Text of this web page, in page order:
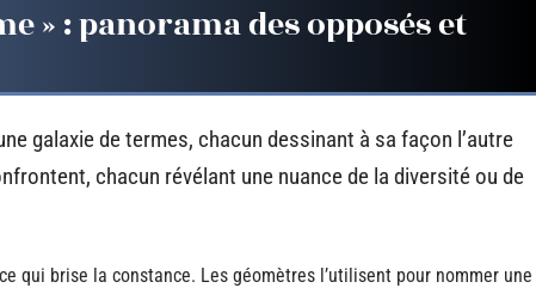
» : panorama des opposés et
galaxie de termes, chacun dessinant à sa façon l’autre
chacun révélant une nuance de la diversité ou de
qui brise la constance. Les géomètres l’utilisent pour nommer une